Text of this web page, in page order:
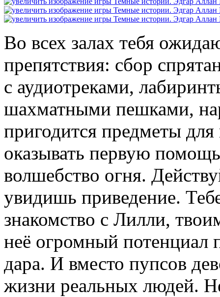
Во всех залах тебя
препятствия: сбор
с аудиотреками,
шахматными пешками,
пригодится предметы
оказывать первую
волшебство огня.
увидишь приведение.
знакомство с Лилли,
неё огромный потенциал
дара. И вместо пупсов
жизни реальных людей.